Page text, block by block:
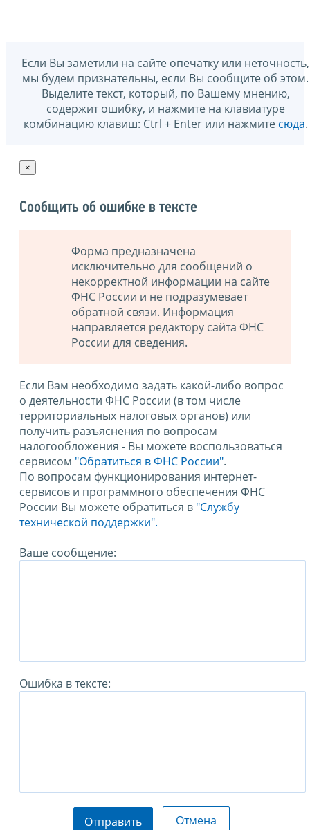
Если Вы заметили на сайте опечатку или неточность,
мы будем признательны, если Вы сообщите об этом.
Выделите текст, который, по Вашему мнению,
содержит ошибку, и нажмите на клавиатуре
комбинацию клавиш: Ctrl + Enter или нажмите сюда.
×
Сообщить об ошибке в тексте
Форма предназначена
исключительно для сообщений о
некорректной информации на сайте
ФНС России и не подразумевает
обратной связи. Информация
направляется редактору сайта ФНС
России для сведения.
Если Вам необходимо задать какой-либо вопрос
о деятельности ФНС России (в том числе
территориальных налоговых органов) или
получить разъяснения по вопросам
налогообложения - Вы можете воспользоваться
сервисом "Обратиться в ФНС России".
По вопросам функционирования интернет-
сервисов и программного обеспечения ФНС
России Вы можете обратиться в "Службу
технической поддержки".
Ваше сообщение:
Ошибка в тексте:
Отправить Отмена